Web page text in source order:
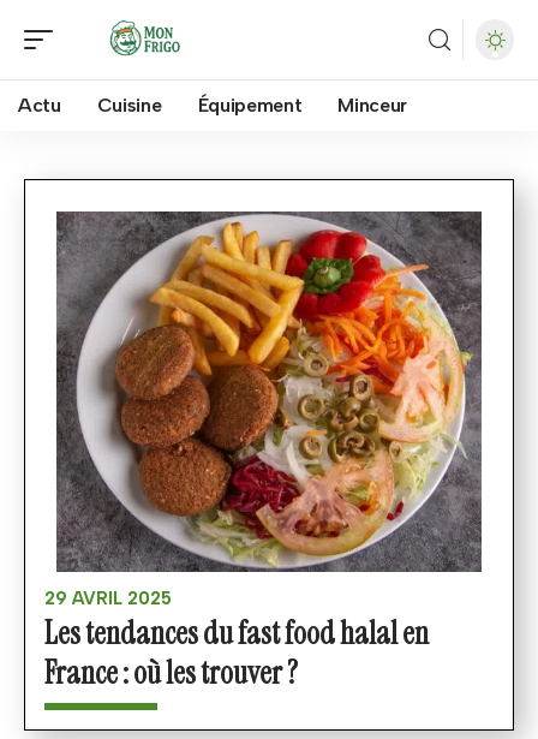
Actu Cuisine Équipement Minceur
29 AVRIL 2025
Les tendances du fast food halal en
France : où les trouver ?